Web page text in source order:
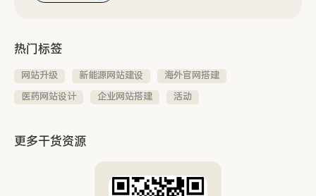
热门标签
网站升级 新能源网站建设
海外官网搭建
医药网站设计
企业网站搭建 活动
更多干货资源